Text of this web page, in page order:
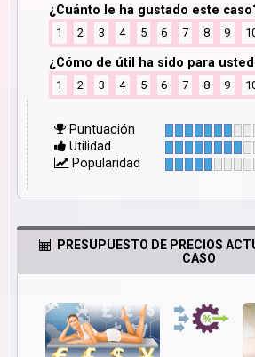
¿Cuánto le ha gustado este
1 2 3 4 5 6 7 8 9
¿Cómo de útil ha sido para
1 2 3 4 5 6 7 8 9
Puntuación
Utilidad
Popularidad
PRESUPUESTO DE PRECIOS
CASO